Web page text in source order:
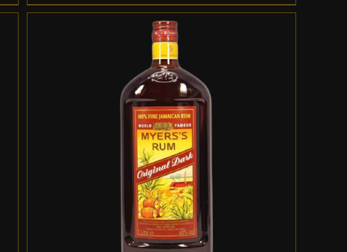
ADD TO CART / DETALLES